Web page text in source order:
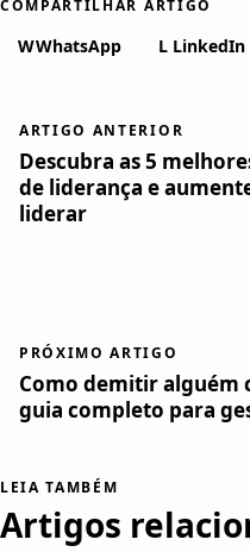
COMPARTILHAR ARTIGO
WWhatsApp L LinkedIn
ARTIGO ANTERIOR
Descubra as 5
de liderança e
liderar
PRÓXIMO ARTIGO
Como demitir alguém
guia completo para
LEIA TAMBÉM
Artigos